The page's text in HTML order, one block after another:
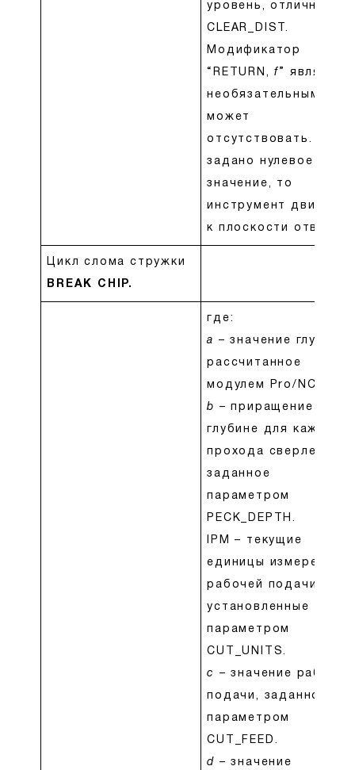
уровень, отличный от
CLEAR_DIST.
Модификатор
“RETURN,f” является
необязательным и
может
отсутствовать. Если
задано нулевое
значение, то
инструмент
к плоскости
Цикл слома стружки
BREAK CHIP.
где:
a – значение глубины,
рассчитанное
модулем Pro/NC.
b – приращение по
глубине для каждого
прохода сверления,
заданное
параметром
PECK_DEPTH.
IPM – текущие
единицы измерения
рабочей подачи,
установленные
параметром
CUT_UNITS.
c – значение рабочей
подачи, заданное
параметром
CUT_FEED.
d – значение